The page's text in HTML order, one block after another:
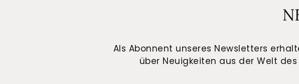
Als Abonnent unseres Newsletters
über Neuigkeiten aus der Welt